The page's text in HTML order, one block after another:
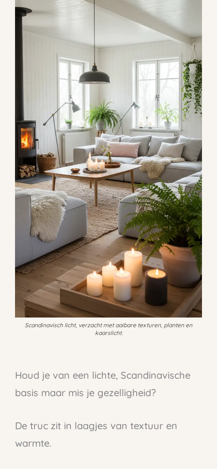
Scandinavisch licht, verzacht met aaibare texturen, planten en
kaarslicht.
Houd je van een lichte, Scandinavische
basis maar mis je gezelligheid?
De truc zit in laagjes van textuur en
warmte.